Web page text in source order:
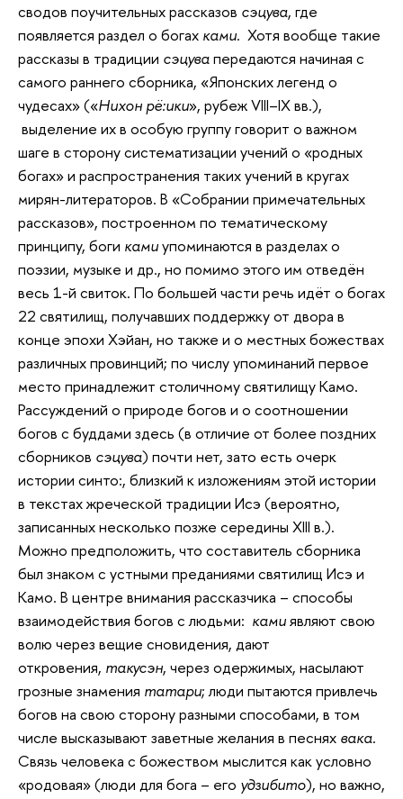
сводов поучительных рассказов сэцува, где
появляется раздел о богах ками. Хотя вообще такие
рассказы в традиции сэцувапередаются начиная с
самого раннего сборника, «Японских легенд о
чудесах» («Нихон рё:ики», рубеж VIII–IX вв.),
выделение их в особую группу говорит о важном
шаге в сторону систематизации учений о «родных
богах» и распространения таких учений в кругах
мирян-литераторов. В «Собрании примечательных
рассказов», построенном по тематическому
принципу, боги камиупоминаются в разделах о
поэзии, музыке и др., но помимо этого им отведён
весь 1-й свиток. По большей части речь идёт о богах
22 святилищ, получавших поддержку от двора в
конце эпохи Хэйан, но также и о местных божествах
различных провинций; по числу упоминаний первое
место принадлежит столичному святилищу Камо.
Рассуждений о природе богов и о соотношении
богов с буддами здесь (в отличие от более поздних
сборников сэцува) почти нет, зато есть очерк
истории синто:, близкий к изложениям этой истории
в текстах жреческой традиции Исэ (вероятно,
записанных несколько позже середины XIII в.).
Можно предположить, что составитель сборника
был знаком с устными преданиями святилищ Исэ и
Камо. В центре внимания рассказчика – способы
взаимодействия богов с людьми: камиявляют свою
волю через вещие сновидения, дают
откровения, такусэн, через одержимых, насылают
грозные знамения татари; люди пытаются привлечь
богов на свою сторону разными способами, в том
числе высказывают заветные желания в песнях вака.
Связь человека с божеством мыслится как условно
«родовая» (люди для бога – его удзибито), но важно,